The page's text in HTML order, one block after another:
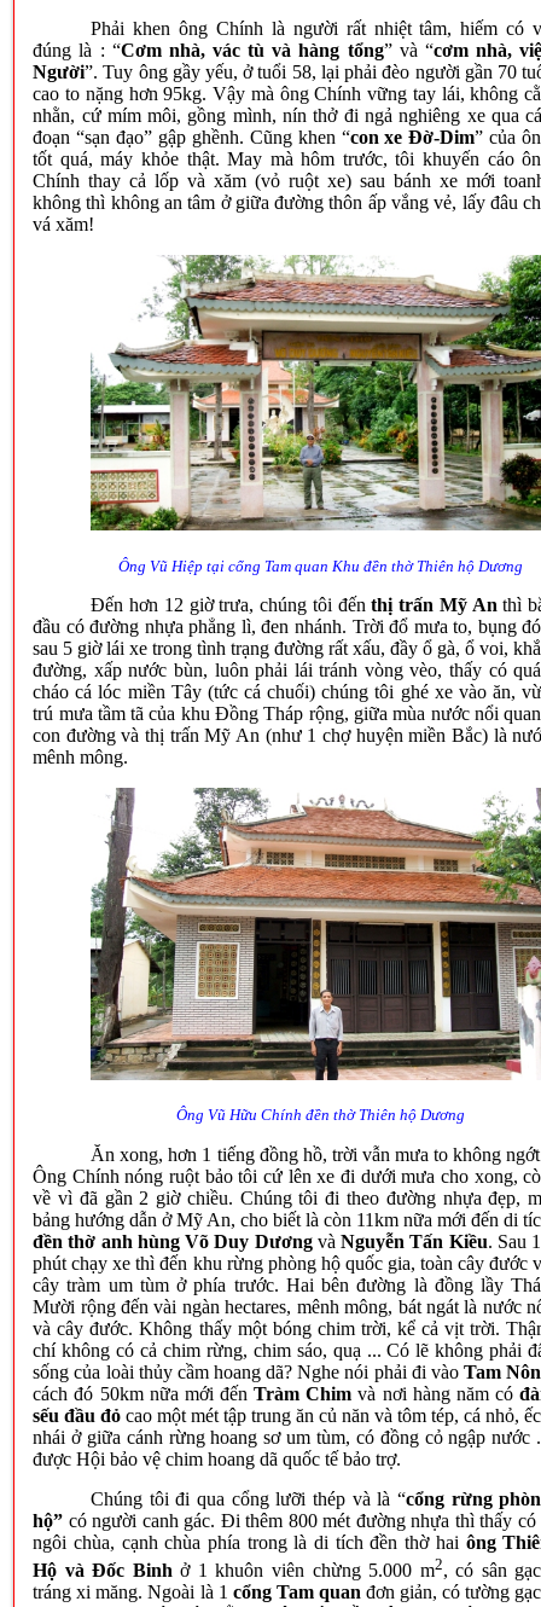
Phải khen ông Chính là người rất nhiệt tâm, hiếm có
đúng là : “Cơm nhà, vác tù và hàng tổng” và “cơm nhà,
Người”. Tuy ông gầy yếu, ở tuổi 58, lại phải đèo người gần 70
cao to nặng hơn 95kg. Vậy mà ông Chính vững tay lái, không
nhằn, cứ mím môi, gồng mình, nín thở đi ngả nghiêng xe qua
đoạn “sạn đạo” gập ghềnh. Cũng khen “con xe Đờ-Dim” của
tốt quá, máy khỏe thật. May mà hôm trước, tôi khuyến cáo
Chính thay cả lốp và xăm (vỏ ruột xe) sau bánh xe mới
không thì không an tâm ở giữa đường thôn ấp vắng vẻ, lấy đâu
vá xăm!
Ông Vũ Hiệp tại cổng Tam quan Khu đền thờ Thiên hộ Dương
Đến hơn 12 giờ trưa, chúng tôi đếnthị trấn Mỹ An thì
đầu có đường nhựa phẳng lì, đen nhánh. Trời đổ mưa to, bụng
sau 5 giờ lái xe trong tình trạng đường rất xấu, đầy ổ gà, ổ voi,
đường, xấp nước bùn, luôn phải lái tránh vòng vèo, thấy có
cháo cá lóc miền Tây (tức cá chuối) chúng tôi ghé xe vào ăn,
trú mưa tầm tã của khu Đồng Tháp rộng, giữa mùa nước nổi
con đường và thị trấn Mỹ An (như 1 chợ huyện miền Bắc) là
mênh mông.
Ông Vũ Hữu Chính đền thờ Thiên hộ Dương
Ăn xong, hơn 1 tiếng đồng hồ, trời vẫn mưa to không
Ông Chính nóng ruột bảo tôi cứ lên xe đi dưới mưa cho xong,
về vì đã gần 2 giờ chiều. Chúng tôi đi theo đường nhựa đẹp,
bảng hướng dẫn ở Mỹ An, cho biết là còn 11km nữa mới đến di
đền thờ anh hùng Võ Duy DươngvàNguyễn Tấn Kiều. Sau
phút chạy xe thì đến khu rừng phòng hộ quốc gia, toàn cây đước
cây tràm um tùm ở phía trước. Hai bên đường là đồng lầy
Mười rộng đến vài ngàn hectares, mênh mông, bát ngát là nước
và cây đước. Không thấy một bóng chim trời, kể cả vịt trời.
chí không có cả chim rừng, chim sáo, quạ ... Có lẽ không phải
sống của loài thủy cầm hoang dã? Nghe nói phải đi vàoTam
cách đó 50km nữa mới đếnTràm Chim và nơi hàng năm có
sếu đầu đỏ cao một mét tập trung ăn củ năn và tôm tép, cá nhỏ,
nhái ở giữa cánh rừng hoang sơ um tùm, có đồng cỏ ngập nước
được Hội bảo vệ chim hoang dã quốc tế bảo trợ.
Chúng tôi đi qua cổng lưỡi thép và là “cổng rừng
hộ” có người canh gác. Đi thêm 800 mét đường nhựa thì thấy có
ngôi chùa, cạnh chùa phía trong là di tích đền thờ hai ông
Hộ và Đốc Binh ở 1 khuôn viên chừng 5.000 m2, có sân
tráng xi măng. Ngoài là 1 cổng Tam quan đơn giản, có tường